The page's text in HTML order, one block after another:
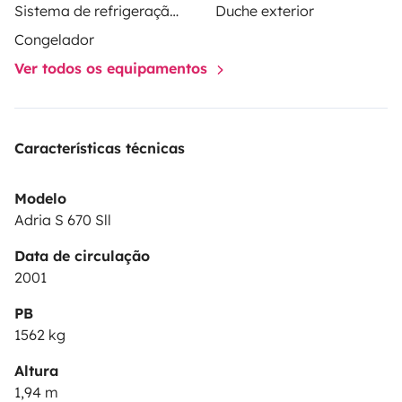
Cuida del entorno, no hagas fuegos y respeta las
señalizaciones para que esto pueda seguir siendo
Sistema de refrigeração no espaço habitacional
Duche exterior
Congelador
Ver todos os equipamentos
Características técnicas
Modelo
Adria S 670 Sll
Data de circulação
2001
PB
1562 kg
Altura
1,94 m